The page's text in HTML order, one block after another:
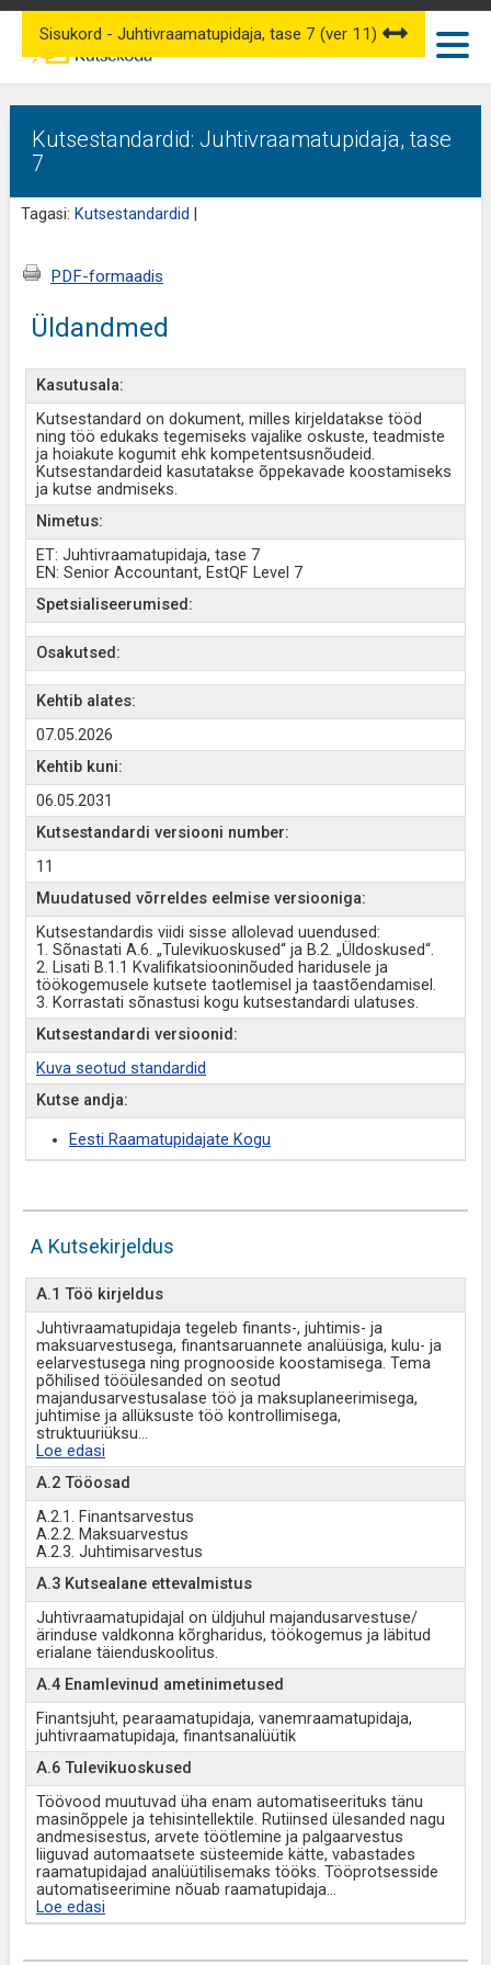
Kutsestandardid: Juhtivraamatupidaja, tase
7
Tagasi: Kutsestandardid
Sisukord - Juhtivraamatupidaja, tase 7 (ver 11)
PDF-formaadis
Üldandmed
Kasutusala:
Kutsestandard on dokument, milles kirjeldatakse tööd
ning töö edukaks tegemiseks vajalike oskuste, teadmiste
ja hoiakute kogumit ehk kompetentsusnõudeid.
Kutsestandardeid kasutatakse õppekavade koostamiseks
ja kutse andmiseks.
Nimetus:
ET: Juhtivraamatupidaja, tase 7
EN: Senior Accountant, EstQF Level 7
Spetsialiseerumised:
Osakutsed:
Kehtib alates:
07.05.2026
Kehtib kuni:
06.05.2031
Kutsestandardi versiooni number:
11
Muudatused võrreldes eelmise versiooniga:
Kutsestandardis viidi sisse allolevad uuendused:
1. Sõnastati A.6. „Tulevikuoskused“ ja B.2. „Üldoskused“.
2. Lisati B.1.1 Kvalifikatsiooninõuded haridusele ja
töökogemusele kutsete taotlemisel ja taastõendamisel.
3. Korrastati sõnastusi kogu kutsestandardi ulatuses.
Kutsestandardi versioonid:
Kuva seotud standardid
Kutse andja:
Eesti Raamatupidajate Kogu
A Kutsekirjeldus
A.1 Töö kirjeldus
Juhtivraamatupidaja tegeleb finants-, juhtimis- ja
maksuarvestusega, finantsaruannete analüüsiga, kulu- ja
eelarvestusega ning prognooside koostamisega. Tema
põhilised tööülesanded on seotud
majandusarvestusalase töö ja maksuplaneerimisega,
juhtimise ja allüksuste töö kontrollimisega,
struktuuriüksu...
Loe edasi
A.2 Tööosad
A.2.1. Finantsarvestus
A.2.2. Maksuarvestus
A.2.3. Juhtimisarvestus
A.3 Kutsealane ettevalmistus
Juhtivraamatupidajal on üldjuhul majandusarvestuse/
ärinduse valdkonna kõrgharidus, töökogemus ja läbitud
erialane täienduskoolitus.
A.4 Enamlevinud ametinimetused
Finantsjuht, pearaamatupidaja, vanemraamatupidaja,
juhtivraamatupidaja, finantsanalüütik
A.6 Tulevikuoskused
Töövood muutuvad üha enam automatiseerituks tänu
masinõppele ja tehisintellektile. Rutiinsed ülesanded nagu
andmesisestus, arvete töötlemine ja palgaarvestus
liiguvad automaatsete süsteemide kätte, vabastades
raamatupidajad analüütilisemaks tööks. Tööprotsesside
automatiseerimine nõuab raamatupidaja...
Loe edasi